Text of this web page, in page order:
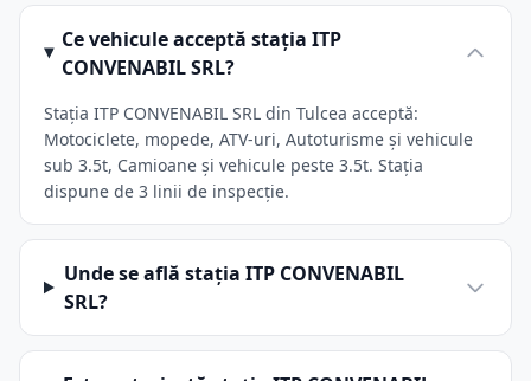
Ce vehicule acceptă stația ITP
CONVENABIL SRL?
Stația ITP CONVENABIL SRL din Tulcea acceptă:
Motociclete, mopede, ATV-uri, Autoturisme și vehicule
sub 3.5t, Camioane și vehicule peste 3.5t. Stația
dispune de 3 linii de inspecție.
Unde se află stația ITP CONVENABIL
SRL?